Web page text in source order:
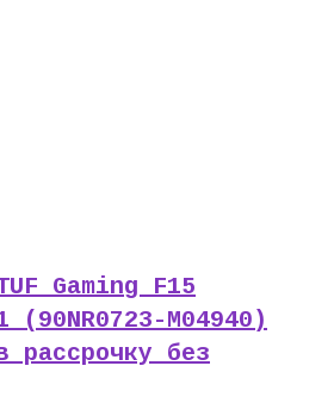
Gaming F15
(90NR0723-M04940)
без